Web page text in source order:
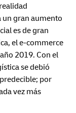
un gran aumento
es de gran
el e-commerce
2019. Con el
se debió
por
vez más